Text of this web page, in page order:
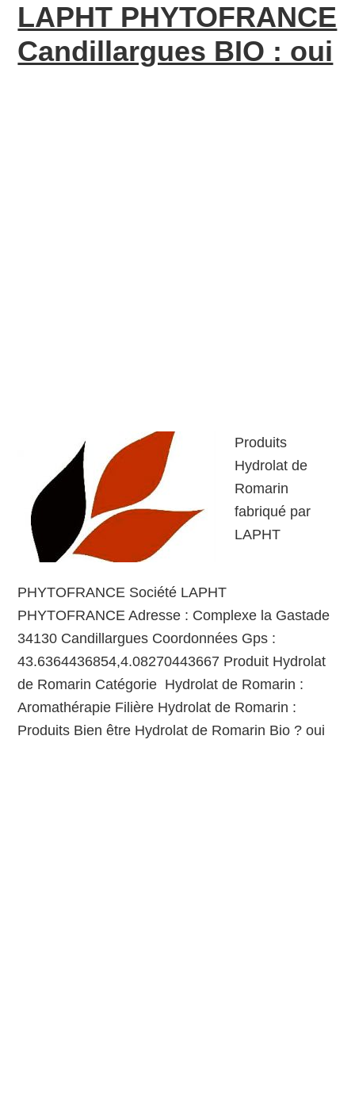
LAPHT PHYTOFRANCE
Candillargues BIO : oui
Produits
Hydrolat de
Romarin
fabriqué par
LAPHT
PHYTOFRANCE Société LAPHT
PHYTOFRANCE Adresse : Complexe la Gastade
34130 Candillargues Coordonnées Gps :
43.6364436854,4.08270443667 Produit Hydrolat
de Romarin Catégorie Hydrolat de Romarin :
Aromathérapie Filière Hydrolat de Romarin :
Produits Bien être Hydrolat de Romarin Bio ? oui